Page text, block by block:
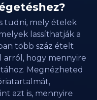
tudni, mely ételek
lassíthatják a
több száz ételt
arról, hogy mennyire
Megnézheted
azt is, mennyire